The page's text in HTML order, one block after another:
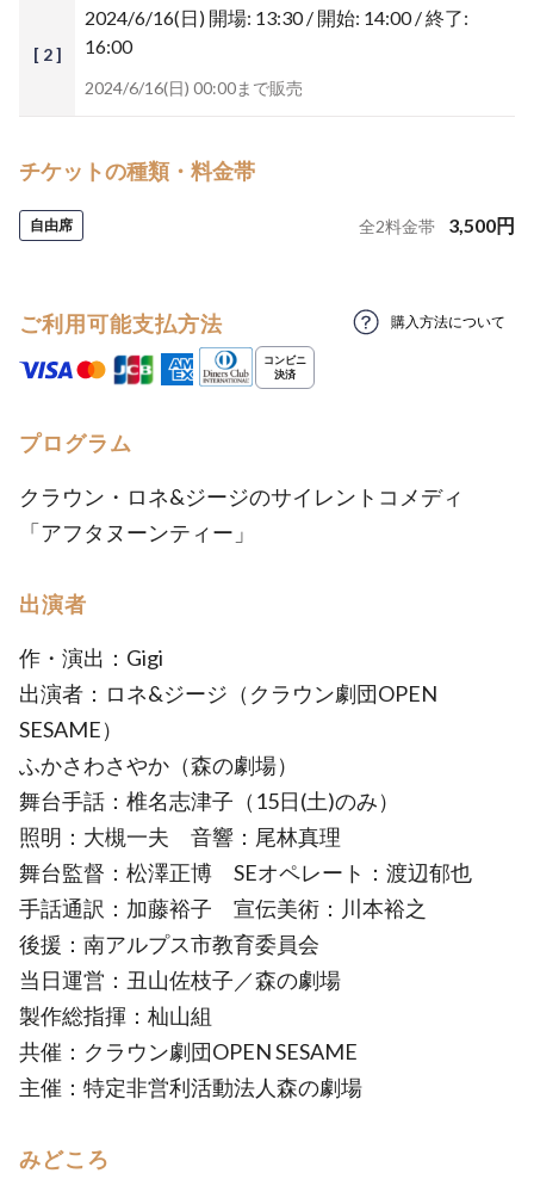
[ 2 ]
2024/6/16(日) 開場: 13:30 / 開始: 14:00 / 終了:
16:00
2024/6/16(日) 00:00まで販売
チケットの種類・料金帯
自由席 全2料金帯 3,500円
ご利用可能支払方法 購入方法について
プログラム
クラウン・ロネ&ジージのサイレントコメディ
「アフタヌーンティー」
出演者
作・演出：Gigi
出演者：ロネ&ジージ（クラウン劇団OPEN
SESAME）
ふかさわさやか（森の劇場）
舞台手話：椎名志津子（15日(土)のみ）
照明：大槻一夫 音響：尾林真理
舞台監督：松澤正博 SEオペレート：渡辺郁也
手話通訳：加藤裕子 宣伝美術：川本裕之
後援：南アルプス市教育委員会
当日運営：丑山佐枝子／森の劇場
製作総指揮：杣山組
共催：クラウン劇団OPEN SESAME
主催：特定非営利活動法人森の劇場
みどころ